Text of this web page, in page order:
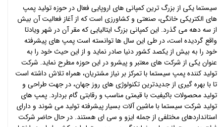
سیستما یکی از بزرگ ترین کمپانی های اروپایی فعال در حوزه تولید پمپ
های الکتریکی خانگی، صنعتی و کشاورزی است که از آغاز فعالیت آن بیش
از سه دهه می گذرد. این کمپانی بزرگ ایتالیایی که مقر آن در شهر ویادتا
واقع گردیده است، در طی این سال ها توانسته است پمپ های پیشرفته
خود را به بیش از یکصد کشور دنیا صادر نماید و از این حیث خود را به
عنوانیکی از شرکت های معتبر و پیشرو در این حوزه مطرح نماید. شرکت
تولید کننده پمپ سیستما با تمرکز بر نیاز مشتریان، همراه تلاش داشته است
تا با بهره گیری از جدیدترین تکنولوژی های روز جهان، در جهت طراحی و
تولید محصولات باکیفیت با قیمتی مناسب و رقابتی گام بردارد. پمپ های
تولید شرکت سیستما با ماشین آلات بسیار پیشرفته تولید می شوند و دارای
استانداردهای مختلفی از جمله ایزو و سی ای هستند. در حال حاضر شرکت